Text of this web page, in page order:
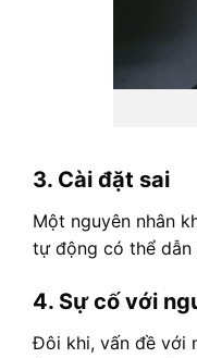
3. Cài đặt sai
Một nguyên nhân
tự động có thể dẫn
4. Sự cố với
Đôi khi, vấn đề với